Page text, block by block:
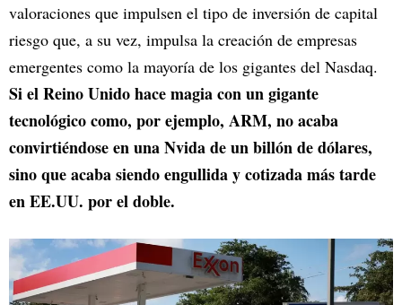
valoraciones que impulsen el tipo de inversión de capital
riesgo que, a su vez, impulsa la creación de empresas
emergentes como la mayoría de los gigantes del Nasdaq.
Si el Reino Unido hace magia con un gigante
tecnológico como, por ejemplo, ARM, no acaba
convirtiéndose en una Nvida de un billón de dólares,
sino que acaba siendo engullida y cotizada más tarde
en EE.UU. por el doble.